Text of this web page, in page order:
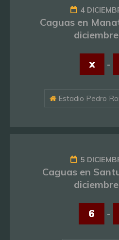
4
Caguas en
x -
Estadio Pedro
5
Caguas en
6 -